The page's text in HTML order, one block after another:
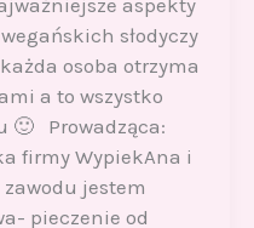
aspekty
słodyczy
osoba otrzyma
a to wszystko
🙂 Prowadząca:
firmy WypiekAna i
jestem
pieczenie od